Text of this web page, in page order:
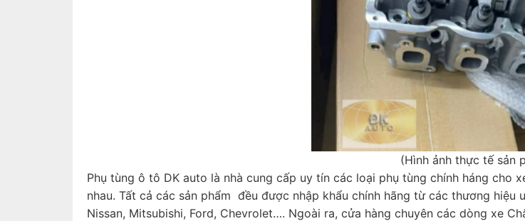
(Hình ảnh thực tế sản
Phụ tùng ô tô DK auto là nhà cung cấp uy tín các loại phụ tùng chính háng cho
nhau. Tất cả các sản phẩm đều được nhập khẩu chính hãng từ các thương hiệu
Nissan, Mitsubishi, Ford, Chevrolet…. Ngoài ra, cửa hàng chuyên các dòng xe